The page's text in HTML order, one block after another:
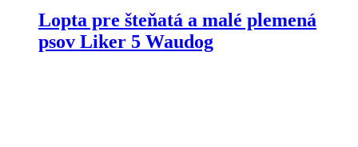
Lopta pre šteňatá a malé plemená
psov Liker 5 Waudog